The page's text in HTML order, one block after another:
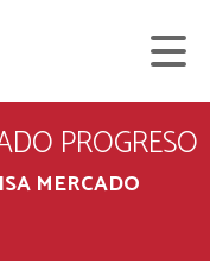
PROGRESO
MERCADO